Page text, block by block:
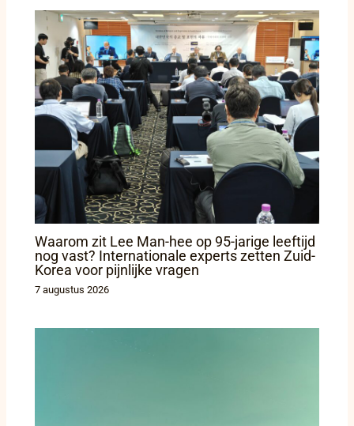
Waarom zit Lee Man-hee op 95-jarige leeftijd
nog vast? Internationale experts zetten Zuid-
Korea voor pijnlijke vragen
7 augustus 2026